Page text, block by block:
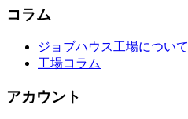
コラム
ジョブハウス工場について
工場コラム
アカウント